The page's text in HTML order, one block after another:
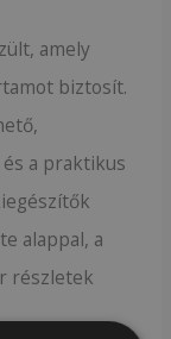
amely
biztosít.
a praktikus
alappal, a
részletek